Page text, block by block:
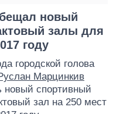
ПОЛИТИКОВ
новый
залы для
году
городской голова
Марцинкив
новый спортивный
зал на 250 мест